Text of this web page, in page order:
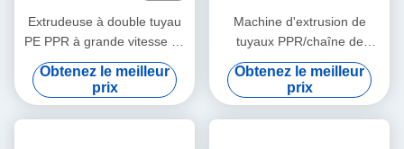
Extrudeuse à double tuyau
PE PPR à grande vitesse 16
- 32 mm à vis unique
SJ90/33
Obtenez le meilleur
prix
Machine d'extrusion de
tuyaux PPR/chaîne de
production de tuyaux PPR
20-63
Obtenez le meilleur
prix